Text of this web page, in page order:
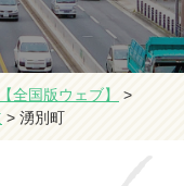
全国版ウェブ】
>
> 湧別町